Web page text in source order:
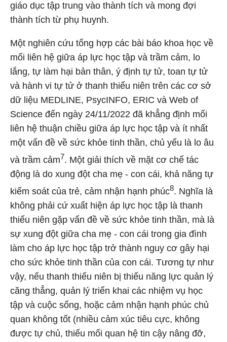
giáo dục tập trung vào thành tích và mong đợi
thành tích từ phụ huynh.
Một nghiên cứu tổng hợp các bài báo khoa học về
mối liên hệ giữa áp lực học tập và trầm cảm, lo
lắng, tự làm hại bản thân, ý định tự tử, toan tự tử
và hành vi tự tử ở thanh thiếu niên trên các cơ sở
dữ liệu MEDLINE, PsycINFO, ERIC và Web of
Science đến ngày 24/11/2022 đã khẳng định mối
liên hệ thuận chiều giữa áp lực học tập và ít nhất
một vấn đề về sức khỏe tinh thần, chủ yếu là lo âu
và trầm cảm7. Một giải thích về mặt cơ chế tác
động là do xung đột cha mẹ - con cái, khả năng tự
kiểm soát của trẻ, cảm nhận hạnh phúc8. Nghĩa là
không phải cứ xuất hiện áp lực học tập là thanh
thiếu niên gặp vấn đề về sức khỏe tinh thần, mà là
sự xung đột giữa cha mẹ - con cái trong gia đình
làm cho áp lực học tập trở thành nguy cơ gây hại
cho sức khỏe tinh thần của con cái. Tương tự như
vậy, nếu thanh thiếu niên bị thiếu năng lực quản lý
căng thẳng, quản lý triển khai các nhiệm vụ học
tập và cuộc sống, hoặc cảm nhận hạnh phúc chủ
quan không tốt (nhiều cảm xúc tiêu cực, không
được tự chủ, thiếu mối quan hệ tin cậy nâng đỡ,